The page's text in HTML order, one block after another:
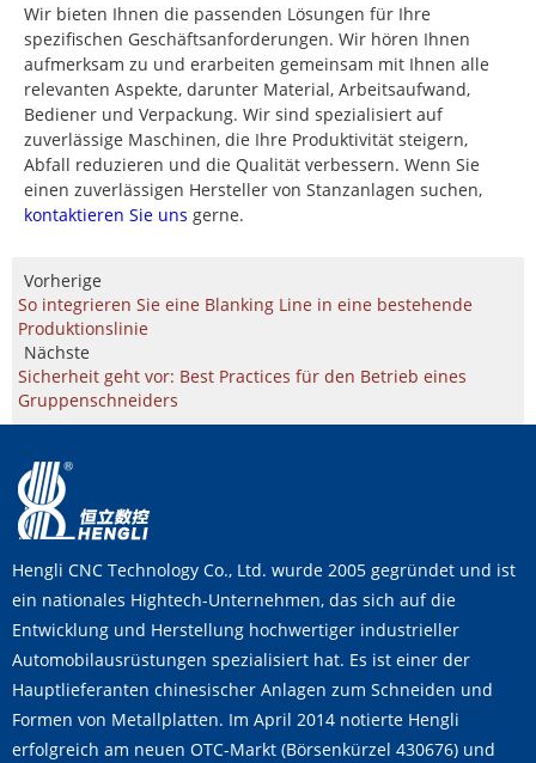
Wir bieten Ihnen die passenden Lösungen für Ihre
spezifischen Geschäftsanforderungen. Wir hören Ihnen
aufmerksam zu und erarbeiten gemeinsam mit Ihnen alle
relevanten Aspekte, darunter Material, Arbeitsaufwand,
Bediener und Verpackung. Wir sind spezialisiert auf
zuverlässige Maschinen, die Ihre Produktivität steigern,
Abfall reduzieren und die Qualität verbessern. Wenn Sie
einen zuverlässigen Hersteller von Stanzanlagen suchen,
kontaktieren Sie uns gerne.
Vorherige
So integrieren Sie eine Blanking Line in eine bestehende
Produktionslinie
Nächste
Sicherheit geht vor: Best Practices für den Betrieb eines
Gruppenschneiders
Hengli CNC Technology Co., Ltd. wurde 2005 gegründet und ist
ein nationales Hightech-Unternehmen, das sich auf die
Entwicklung und Herstellung hochwertiger industrieller
Automobilausrüstungen spezialisiert hat. Es ist einer der
Hauptlieferanten chinesischer Anlagen zum Schneiden und
Formen von Metallplatten. Im April 2014 notierte Hengli
erfolgreich am neuen OTC-Markt (Börsenkürzel 430676) und